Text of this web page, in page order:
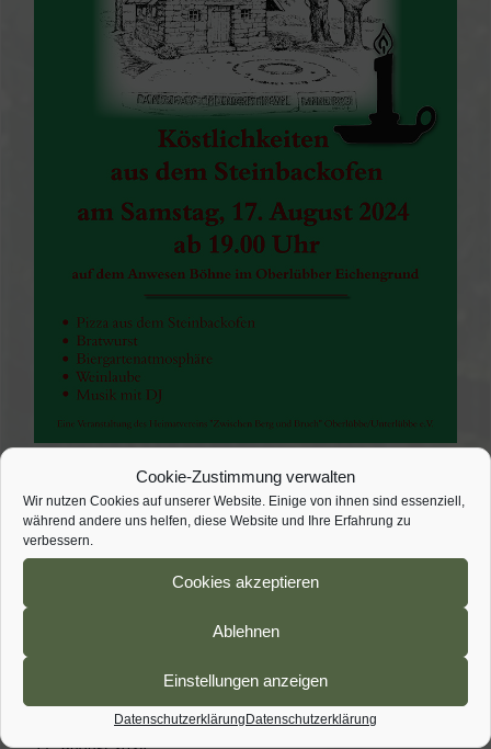
Cookie-Zustimmung verwalten
Wir nutzen Cookies auf unserer Website. Einige von ihnen sind essenziell,
während andere uns helfen, diese Website und Ihre Erfahrung zu
verbessern.
Cookies akzeptieren
Ablehnen
Einstellungen anzeigen
DatenschutzerklärungDatenschutzerklärung
Zum Kalender hinzufügen
Datum: